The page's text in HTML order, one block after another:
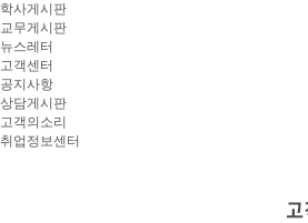
학사게시판
교무게시판
뉴스레터
고객센터
공지사항
상담게시판
고객의소리
취업정보센터